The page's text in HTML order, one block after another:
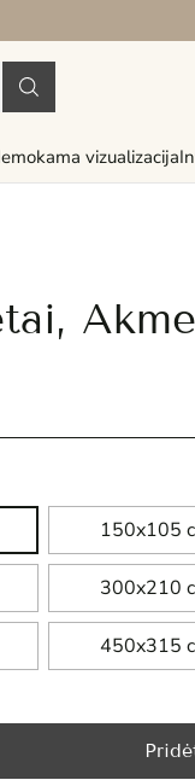
vizualizacija
150x105
300x210
450x315